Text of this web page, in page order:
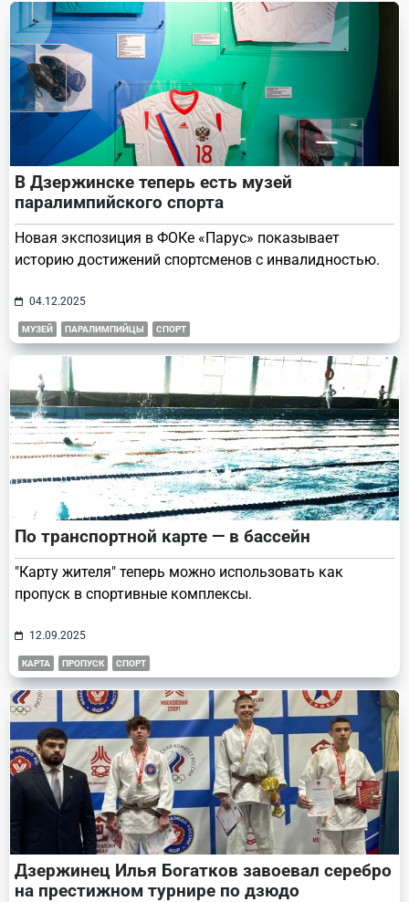
text">Page</span>
В Дзержинске теперь есть музей
паралимпийского спорта
Новая экспозиция в ФОКе «Парус» показывает
историю достижений спортсменов с инвалидностью.
04.12.2025
МУЗЕЙ ПАРАЛИМПИЙЦЫ СПОРТ
По транспортной карте — в бассейн
"Карту жителя" теперь можно использовать как
пропуск в спортивные комплексы.
12.09.2025
КАРТА ПРОПУСК СПОРТ
Дзержинец Илья Богатков завоевал серебро
на престижном турнире по дзюдо